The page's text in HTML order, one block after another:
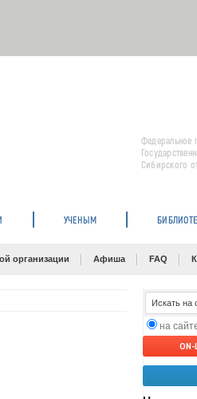
Федеральное
Сибирского
УЧЕНЫМ
организации Афиша FAQ
на